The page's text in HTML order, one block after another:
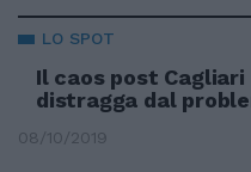
LO SPOT
Il caos post Cagliari
distragga dal
08/10/2019